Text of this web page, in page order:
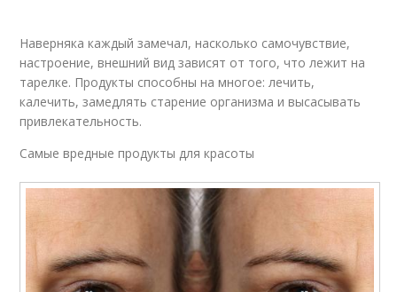
Наверняка каждый замечал, насколько самочувствие,
настроение, внешний вид зависят от того, что лежит на
тарелке. Продукты способны на многое: лечить,
калечить, замедлять старение организма и высасывать
привлекательность.
Самые вредные продукты для красоты